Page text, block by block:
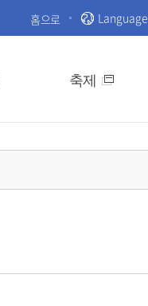
홈으로 Language
축제